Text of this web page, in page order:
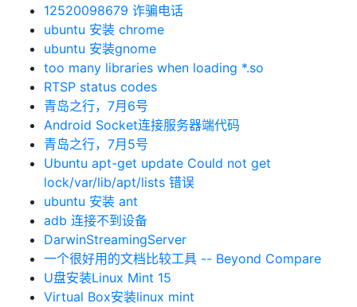
12520098679 诈骗电话
ubuntu 安装 chrome
ubuntu 安装gnome
too many libraries when loading *.so
RTSP status codes
青岛之行，7月6号
Android Socket连接服务器端代码
青岛之行，7月5号
Ubuntu apt-get update Could not get
lock/var/lib/apt/lists 错误
ubuntu 安装 ant
adb 连接不到设备
DarwinStreamingServer
一个很好用的文档比较工具 -- Beyond Compare
U盘安装Linux Mint 15
Virtual Box安装linux mint